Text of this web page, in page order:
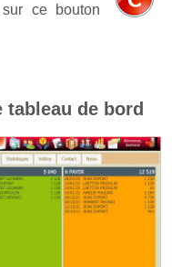
ce bouton
tableau de bord